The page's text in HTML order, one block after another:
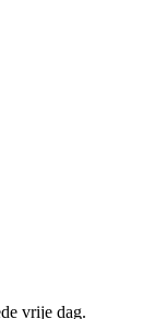
vrije dag.